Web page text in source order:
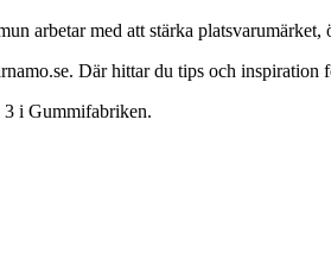
arbetar med att stärka
Där hittar du tips och inspiration
3 i Gummifabriken.